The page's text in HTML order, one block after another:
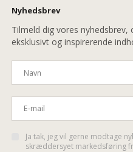
Nyhedsbrev
Tilmeld dig vores
eksklusivt og inspirerende
Ja tak, jeg vil gerne modtage
skræddersyet markedsføring